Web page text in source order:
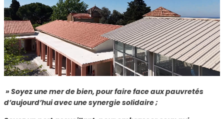
» Soyez une mer de bien, pour faire face aux pauvretés
d’aujourd’hui avec une synergie solidaire ;